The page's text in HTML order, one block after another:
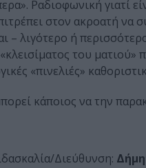
Ραδιοφωνική γιατί
στον ακροατή
– λιγότερο ή
του
«πινελιές»
κάποιος να την
Διεύθυνση: